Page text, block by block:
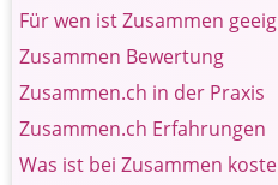
Für wen ist Zusammen
Zusammen Bewertung
Zusammen.ch in der Praxis
Zusammen.ch Erfahrungen
Was ist bei Zusammen